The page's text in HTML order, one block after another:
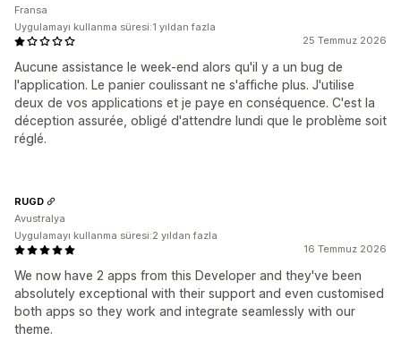
25 Temmuz 2026
Aucune assistance le week-end alors qu'il y a un bug de
l'application. Le panier coulissant ne s'affiche plus. J'utilise
deux de vos applications et je paye en conséquence. C'est la
déception assurée, obligé d'attendre lundi que le problème soit
réglé.
Fransa
Uygulamayı kullanma süresi:1 yıldan fazla
16 Temmuz 2026
We now have 2 apps from this Developer and they've been
absolutely exceptional with their support and even customised
both apps so they work and integrate seamlessly with our
theme.
RUGD
Avustralya
Uygulamayı kullanma süresi:2 yıldan fazla